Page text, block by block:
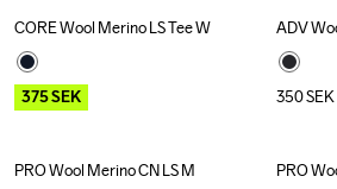
Outlet
CORE Wool Merino LS Tee W
375SEK
ADV
350SEK
Outlet
PRO Wool Merino CN LS M PRO